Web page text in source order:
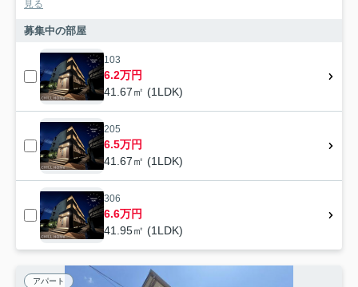
見る
募集中の部屋
103
6.2万円
41.67㎡ (1LDK)
205
6.5万円
41.67㎡ (1LDK)
306
6.6万円
41.95㎡ (1LDK)
アパート